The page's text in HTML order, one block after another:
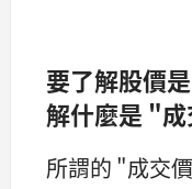
要了解股價
解什麼是 "
所謂的 "成交